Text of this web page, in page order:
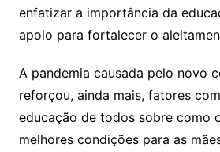
enfatizar a importância da
apoio para fortalecer o
A pandemia causada pelo novo
reforçou, ainda mais, fatores
educação de todos sobre como
melhores condições para as